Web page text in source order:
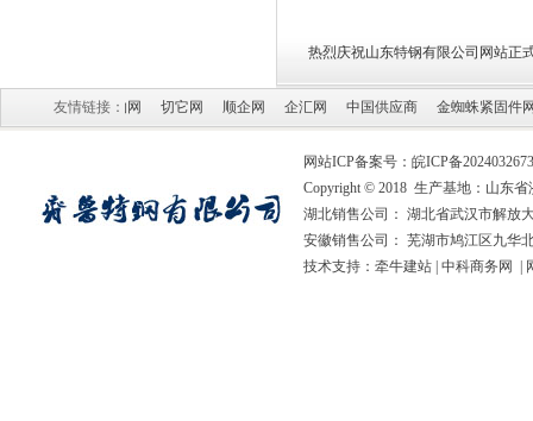
热烈庆祝山东特钢有限公司网站正
友情链接：
速购网 切它网 顺企网 企汇网 中国供应商 金蜘蛛紧固件网
网站ICP备案号： 皖ICP备
Copyright © 2018 生产基地：山东
湖北销售公司： 湖北省武汉市解放
安徽销售公司： 芜湖市鸠江区九华
技术支持： 牵牛建站 中科商务网